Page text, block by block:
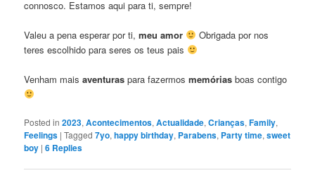
connosco. Estamos aqui para ti, sempre!
Valeu a pena esperar por ti,meu amor
Obrigada por nos
teres escolhido para seres os teus pais
Venham maisaventuras para fazermos memórias boas contigo
Posted in 2023,Acontecimentos,Actualidade,Crianças,Family,
Feelings |Tagged 7yo,happy birthday, Parabens, Party time,sweet
boy |6 Replies